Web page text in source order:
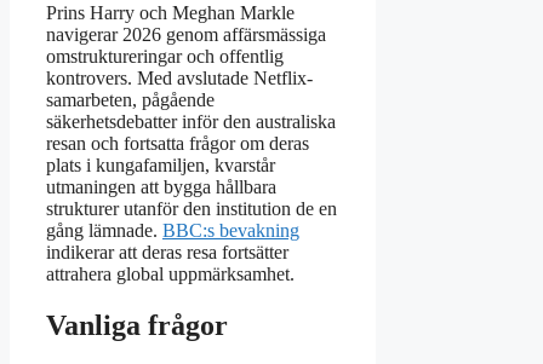
Prins Harry och Meghan Markle
navigerar 2026 genom affärsmässiga
omstruktureringar och offentlig
kontrovers. Med avslutade Netflix-
samarbeten, pågående
säkerhetsdebatter inför den australiska
resan och fortsatta frågor om deras
plats i kungafamiljen, kvarstår
utmaningen att bygga hållbara
strukturer utanför den institution de en
gång lämnade. BBC:s bevakning
indikerar att deras resa fortsätter
attrahera global uppmärksamhet.
Vanliga frågor